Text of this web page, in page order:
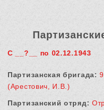
С __?__ по 02.12.1943
Партизанская бригада:
(Арестович, И.В.)
Партизанский отряд: